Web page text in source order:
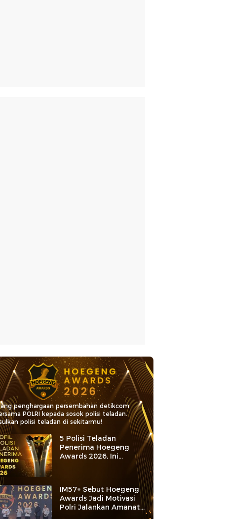
penghargaan persembahan detikcom
POLRI kepada sosok polisi teladan.
polisi teladan di sekitarmu!
5 Polisi Teladan
Penerima Hoegeng
Awards 2026, Ini
Kategori dan Kiprahnya
IM57+ Sebut Hoegeng
Awards Jadi Motivasi
Polri Jalankan Amanat